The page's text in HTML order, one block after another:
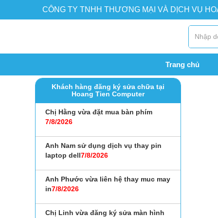
CÔNG TY TNHH THƯƠNG MẠI VÀ DỊCH VỤ
Trang chủ
Khách hàng đăng ký sửa chữa tại
Hoang Tien Computer
Chị Hằng vừa đặt mua bàn phím
7/8/2026
Anh Nam sử dụng dịch vụ thay pin
laptop dell7/8/2026
Anh Phước vừa liên hệ thay muc may
in7/8/2026
Chị Linh vừa đăng ký sửa màn hình